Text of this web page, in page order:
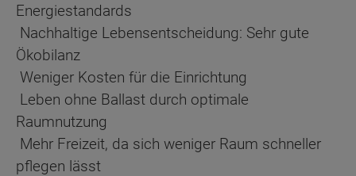
Energiestandards
Nachhaltige Lebensentscheidung: Sehr gute
Ökobilanz
Weniger Kosten für die Einrichtung
Leben ohne Ballast durch optimale
Raumnutzung
Mehr Freizeit, da sich weniger Raum schneller
pflegen lässt